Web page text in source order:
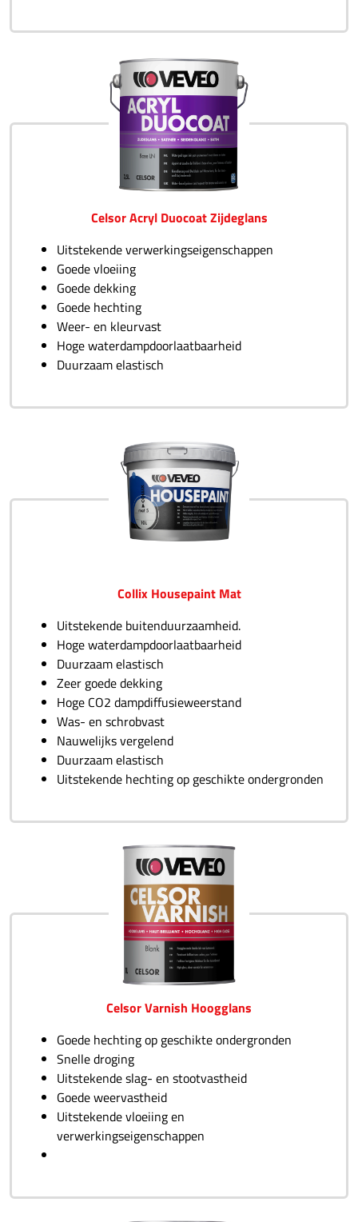
Celsor Acryl Duocoat Zijdeglans
Uitstekende verwerkingseigenschappen
Goede vloeiing
Goede dekking
Goede hechting
Weer- en kleurvast
Hoge waterdampdoorlaatbaarheid
Duurzaam elastisch
Collix Housepaint Mat
Uitstekende buitenduurzaamheid.
Hoge waterdampdoorlaatbaarheid
Duurzaam elastisch
Zeer goede dekking
Hoge CO2 dampdiffusieweerstand
Was- en schrobvast
Nauwelijks vergelend
Duurzaam elastisch
Uitstekende hechting op geschikte ondergronden
Celsor Varnish Hoogglans
Goede hechting op geschikte ondergronden
Snelle droging
Uitstekende slag- en stootvastheid
Goede weervastheid
Uitstekende vloeiing en
verwerkingseigenschappen